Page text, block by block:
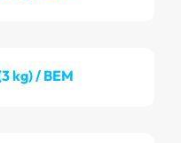
kg) / BEM